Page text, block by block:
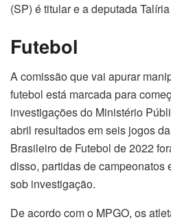
(SP) é titular e a deputada
Futebol
A comissão que vai apurar
futebol está marcada para
investigações do Ministério
abril resultados em seis jogos
Brasileiro de Futebol de 2022
disso, partidas de campeonatos
sob investigação.
De acordo com o MPGO, os